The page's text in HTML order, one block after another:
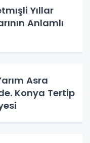
Yıllar
Anlamlı
Asra
Konya Tertip